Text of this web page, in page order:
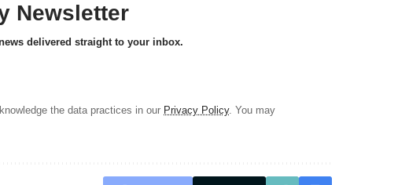
Newsletter
delivered straight to your inbox.
the data practices in our Privacy Policy. You may